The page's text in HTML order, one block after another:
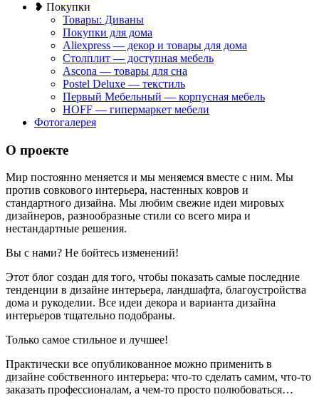
❥ Покупки
Товары: Диваны
Покупки для дома
Aliexpress — декор и товары для дома
Столплит — доступная мебель
Ascona — товары для сна
Postel Deluxe — текстиль
Первый Мебельный — корпусная мебель
HOFF — гипермаркет мебели
Фотогалерея
О проекте
Мир постоянно меняется и мы меняемся вместе с ним. Мы
против совкового интерьера, настенных ковров и
стандартного дизайна. Мы любим свежие идеи мировых
дизайнеров, разнообразные стили со всего мира и
нестандартные решения.
Вы с нами? Не бойтесь изменений!
Этот блог создан для того, чтобы показать самые последние
тенденции в дизайне интерьера, ландшафта, благоустройства
дома и рукоделии. Все идеи декора и варианта дизайна
интерьеров тщательно подобраны.
Только самое стильное и лучшее!
Практически все опубликованное можно применить в
дизайне собственного интерьера: что-то сделать самим, что-то
заказать профессионалам, а чем-то просто полюбоваться…